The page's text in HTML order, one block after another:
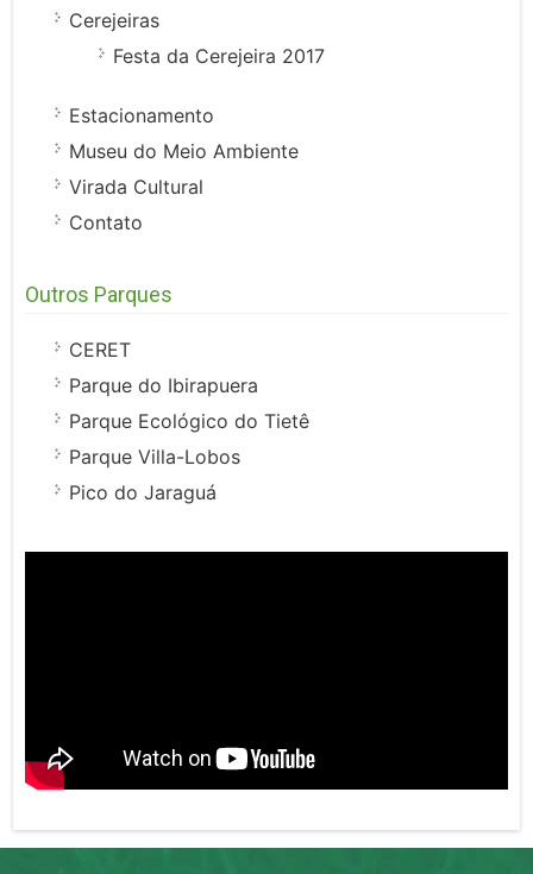
Cerejeiras
Festa da Cerejeira 2017
Estacionamento
Museu do Meio Ambiente
Virada Cultural
Contato
Outros Parques
CERET
Parque do Ibirapuera
Parque Ecológico do Tietê
Parque Villa-Lobos
Pico do Jaraguá